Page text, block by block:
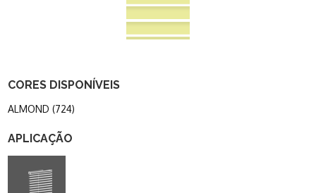
CORES DISPONÍVEIS
ALMOND (724)
APLICAÇÃO